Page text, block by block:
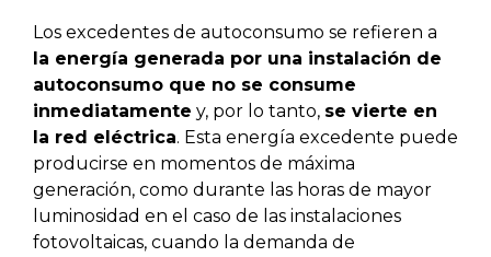
Los excedentes de autoconsumo se refieren a
la energía generada por una instalación de
autoconsumo que no se consume
inmediatamente y, por lo tanto, se vierte en
la red eléctrica. Esta energía excedente puede
producirse en momentos de máxima
generación, como durante las horas de mayor
luminosidad en el caso de las instalaciones
fotovoltaicas, cuando la demanda de